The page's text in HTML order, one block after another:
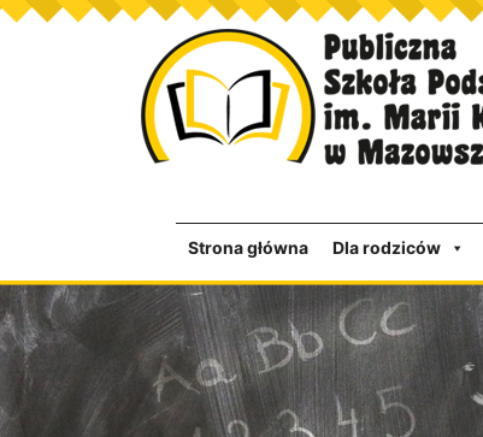
Strona główna Dla rodziców